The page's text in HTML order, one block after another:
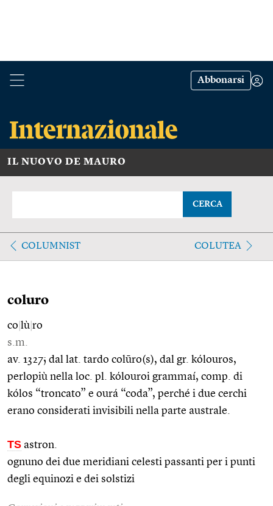
Abbonarsi
IL NUOVO DE MAURO
CERCA
COLUMNIST COLUTEA
coluro
co lù ro
s.m.
av. 1327; dal lat. tardo colūro(s), dal gr. kólouros,
perlopiù nella loc. pl. kólouroi grammaí, comp. di
kólos “troncato” e ourá “coda”, perché i due cerchi
erano considerati invisibili nella parte australe.
TS astron.
ognuno dei due meridiani celesti passanti per i punti
degli equinozi e dei solstizi